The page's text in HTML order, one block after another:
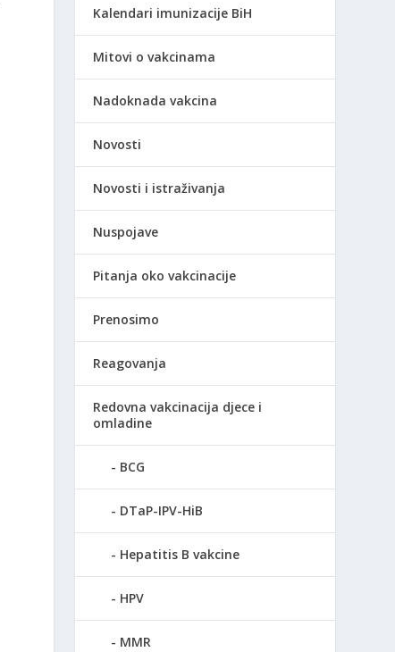
Kalendari imunizacije BiH
Mitovi o vakcinama
Nadoknada vakcina
Novosti
Novosti i istraživanja
Nuspojave
Pitanja oko vakcinacije
Prenosimo
Reagovanja
Redovna vakcinacija djece i
omladine
BCG
DTaP-IPV-HiB
Hepatitis B vakcine
HPV
MMR